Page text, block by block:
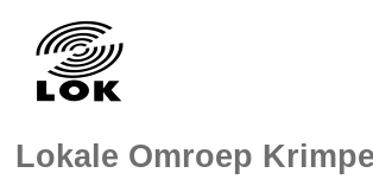
Lokale Omroep